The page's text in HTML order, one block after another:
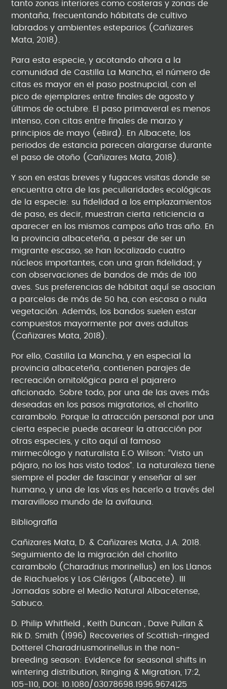
tanto zonas interiores como costeras y zonas de
montaña, frecuentando hábitats de cultivo
labrados y ambientes esteparios (Cañizares
Mata, 2018).
Para esta especie, y acotando ahora a la
comunidad de Castilla La Mancha, el número de
citas es mayor en el paso postnupcial, con el
pico de ejemplares entre finales de agosto y
últimos de octubre. El paso primaveral es menos
intenso, con citas entre finales de marzo y
principios de mayo (eBird). En Albacete, los
periodos de estancia parecen alargarse durante
el paso de otoño (Cañizares Mata, 2018).
Y son en estas breves y fugaces visitas donde se
encuentra otra de las peculiaridades ecológicas
de la especie: su fidelidad a los emplazamientos
de paso, es decir, muestran cierta reticiencia a
aparecer en los mismos campos año tras año. En
la provincia albaceteña, a pesar de ser un
migrante escaso, se han localizado cuatro
núcleos importantes, con una gran fidelidad; y
con observaciones de bandos de más de 100
aves. Sus preferencias de hábitat aquí se asocian
a parcelas de más de 50 ha, con escasa o nula
vegetación. Además, los bandos suelen estar
compuestos mayormente por aves adultas
(Cañizares Mata, 2018). ­
Por ello, Castilla La Mancha, y en especial la
provincia albaceteña, contienen parajes de
recreación ornitológica para el pajarero
aficionado. Sobre todo, por una de las aves más
deseadas en los pasos migratorios, el chorlito
carambolo. Porque la atracción personal por una
cierta especie puede acarear la atracción por
otras especies, y cito aquí al famoso
mirmecólogo y naturalista E.O Wilson: “Visto un
pájaro, no los has visto todos”. La naturaleza tiene
siempre el poder de fascinar y enseñar al ser
humano, y una de las vías es hacerlo a través del
maravilloso mundo de la avifauna.
Bibliografía
Cañizares Mata, D. & Cañizares Mata, J.A. 2018.
Seguimiento de la migración del chorlito
carambolo (Charadrius morinellus) en los Llanos
de Riachuelos y Los Clérigos (Albacete). III
Jornadas sobre el Medio Natural Albacetense,
Sabuco.
D. Philip Whitfield , Keith Duncan , Dave Pullan &
Rik D. Smith (1996) Recoveries of Scottish‐ringed
Dotterel Charadriusmorinellus in the non‐
breeding season: Evidence for seasonal shifts in
wintering distribution, Ringing & Migration, 17:2,
105-110, DOI: 10.1080/03078698.1996.9674125